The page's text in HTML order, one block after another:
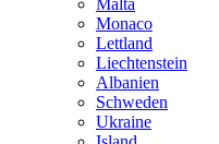
Malta
Monaco
Lettland
Liechtenstein
Albanien
Schweden
Ukraine